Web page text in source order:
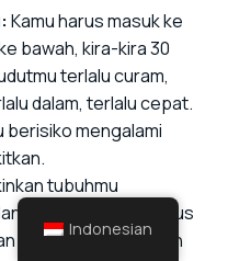
Kamu harus masuk ke
bawah, kira-kira 30
terlalu curam,
dalam, terlalu cepat.
berisiko mengalami
tubuhmu
beralih dengan mulus
kita bahas di langkah
Indonesian